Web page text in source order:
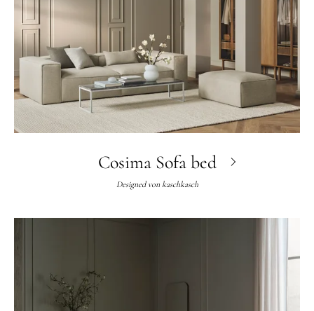
Cosima Sofa bed
Designed von kaschkasch